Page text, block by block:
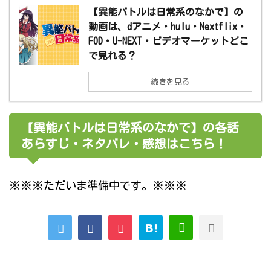
【異能バトルは日常系のなかで】の
動画は、dアニメ・hulu・Nextflix・
FOD・U-NEXT・ビデオマーケットどこ
で見れる？
続きを見る
【異能バトルは日常系のなかで】の各話
あらすじ・ネタバレ・感想はこちら！
※※※ただいま準備中です。※※※